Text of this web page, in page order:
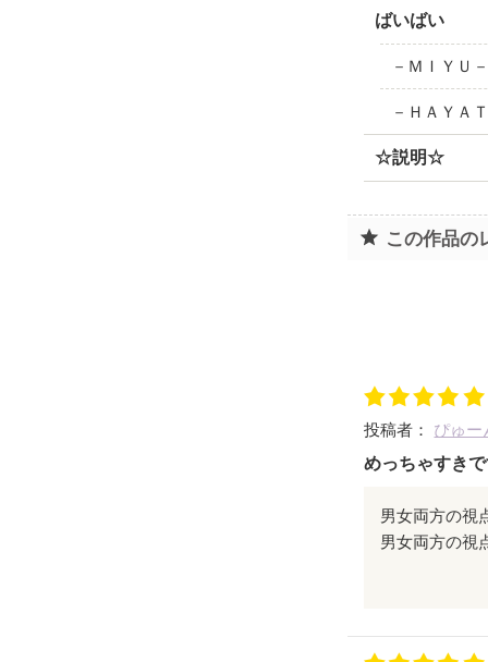
ばいばい
－ＭＩＹＵ
－ＨＡＹＡ
☆説明☆
この作品の
投稿者： ぴゅ
めっちゃすき
男女両方の視